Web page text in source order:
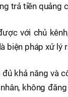
trả tiền quảng
với chủ
pháp xử lý
khả năng và
không